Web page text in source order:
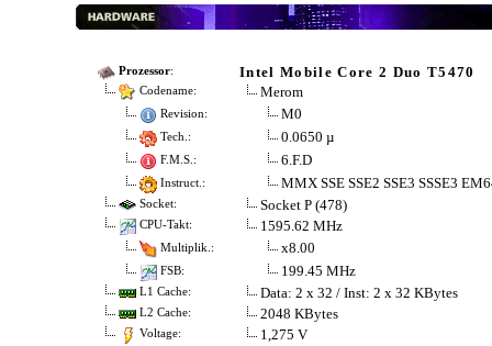
Prozessor: Intel Mobile Core 2 Duo T5470
Codename: Merom
Revision: M0
Tech.: 0.0650 µ
F.M.S.: 6.F.D
Instruct.: MMX SSE SSE2 SSE3 SSSE3
Socket: Socket P (478)
CPU-Takt: 1595.62 MHz
Multiplik.: x8.00
FSB: 199.45 MHz
L1 Cache: Data: 2 x 32 / Inst: 2 x 32 KBytes
L2 Cache: 2048 KBytes
Voltage: 1,275 V